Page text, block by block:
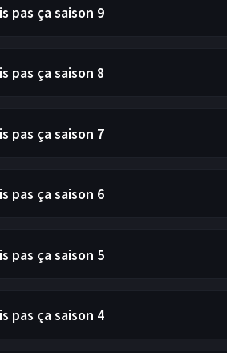
pas çasaison 9
pas çasaison 8
pas çasaison 7
pas çasaison 6
pas çasaison 5
pas çasaison 4